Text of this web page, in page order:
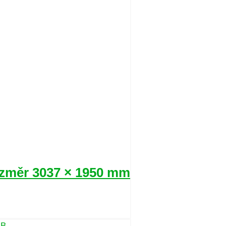
3037 × 1950 mm